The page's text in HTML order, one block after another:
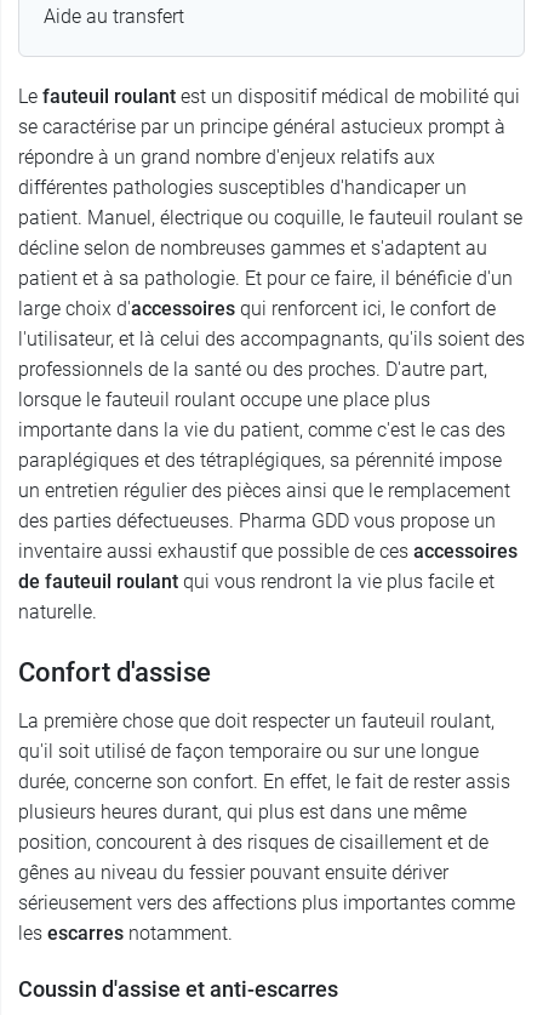
Aide au transfert
Le fauteuil roulant est un dispositif médical de mobilité qui
se caractérise par un principe général astucieux prompt à
répondre à un grand nombre d'enjeux relatifs aux
différentes pathologies susceptibles d'handicaper un
patient. Manuel, électrique ou coquille, le fauteuil roulant se
décline selon de nombreuses gammes et s'adaptent au
patient et à sa pathologie. Et pour ce faire, il bénéficie d'un
large choix d'accessoires qui renforcent ici, le confort de
l'utilisateur, et là celui des accompagnants, qu'ils soient des
professionnels de la santé ou des proches. D'autre part,
lorsque le fauteuil roulant occupe une place plus
importante dans la vie du patient, comme c'est le cas des
paraplégiques et des tétraplégiques, sa pérennité impose
un entretien régulier des pièces ainsi que le remplacement
des parties défectueuses. Pharma GDD vous propose un
inventaire aussi exhaustif que possible de ces accessoires
de fauteuil roulant qui vous rendront la vie plus facile et
naturelle.
Confort d'assise
La première chose que doit respecter un fauteuil roulant,
qu'il soit utilisé de façon temporaire ou sur une longue
durée, concerne son confort. En effet, le fait de rester assis
plusieurs heures durant, qui plus est dans une même
position, concourent à des risques de cisaillement et de
gênes au niveau du fessier pouvant ensuite dériver
sérieusement vers des affections plus importantes comme
les escarres notamment.
Coussin d'assise et anti-escarres